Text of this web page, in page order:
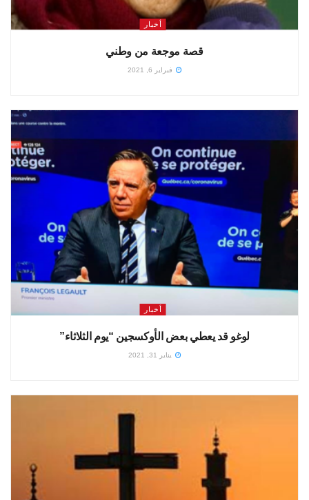
أخبار
قصة موجعة من وطني
فبراير 6, 2021
أخبار
لوغو قد يعطي بعض الأوكسجين “يوم الثلاثاء”
يناير 31, 2021